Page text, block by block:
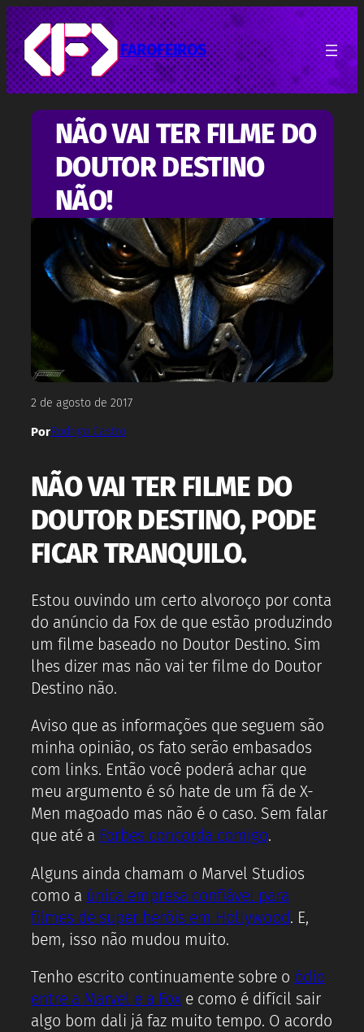
Pular
para
o
conteúdo
FAROFEIROS
NÃO VAI TER FILME DO
DOUTOR DESTINO
NÃO!
2 de agosto de 2017
PorRodrigo Castro
NÃO VAI TER FILME DO
DOUTOR DESTINO, PODE
FICAR TRANQUILO.
Estou ouvindo um certo alvoroço por conta
do anúncio da Fox de que estão produzindo
um filme baseado no Doutor Destino. Sim
lhes dizer mas não vai ter filme do Doutor
Destino não.
Aviso que as informações que seguem são
minha opinião, os fato serão embasados
com links. Então você poderá achar que
meu argumento é só hate de um fã de X-
Men magoado mas não é o caso. Sem falar
que até a Forbes concorda comigo.
Alguns ainda chamam o Marvel Studios
como a única empresa confiável para
filmes de super heróis em Hollywood. E,
bem, isso não mudou muito.
Tenho escrito continuamente sobre o ódio
entre a Marvel e a Foxe como é difícil sair
algo bom dali já faz muito tempo. O acordo